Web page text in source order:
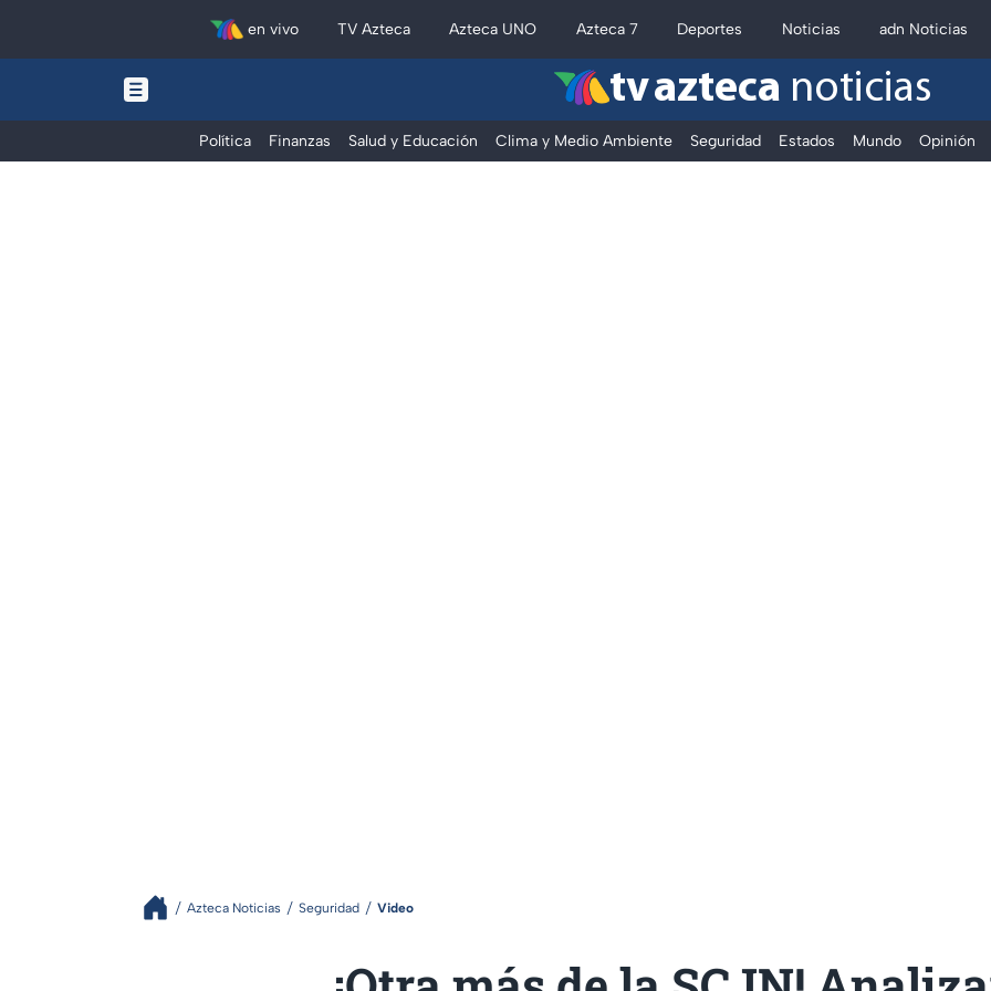
en vivo TV Azteca Azteca UNO Azteca 7 Deportes Noticias adn Noticias
tv azteca noticias
Política Finanzas Salud y Educación Clima y Medio Ambiente Seguridad Estados Mundo Opinión
Azteca Noticias Seguridad Video